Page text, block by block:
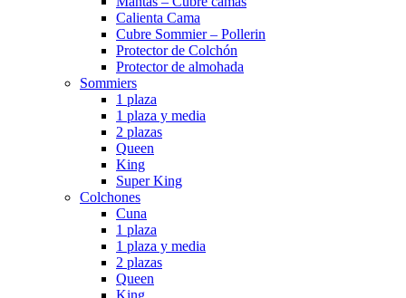
Calienta Cama
Cubre Sommier – Pollerin
Protector de Colchón
Protector de almohada
Sommiers
1 plaza
1 plaza y media
2 plazas
Queen
King
Super King
Colchones
Cuna
1 plaza
1 plaza y media
2 plazas
Queen
King